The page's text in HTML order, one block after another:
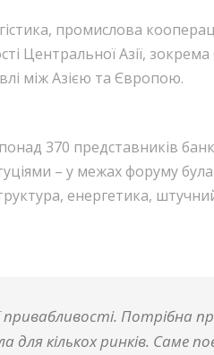
промислова
Центральної Азії,
між Азією та Європою.
370 представників
– у межах форуму
енергетика,
Потрібна
для кількох ринків. Саме